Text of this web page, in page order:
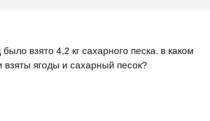
взято 4,2 кг сахарного песка. в каком
ягоды и сахарный песок?